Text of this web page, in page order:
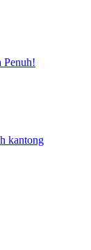
Penuh!
kantong